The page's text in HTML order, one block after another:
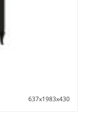
637х1983х430